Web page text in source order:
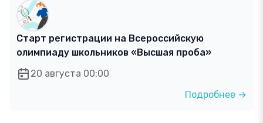
Старт регистрации на Всероссийскую
олимпиаду школьников «Высшая проба»
20 августа 00:00
Подробнее →